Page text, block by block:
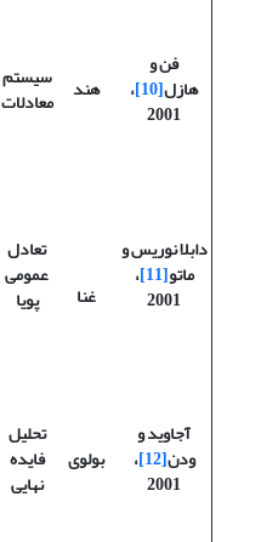
فن و
هازل[10] ،
2001
هند سیستم
معادلات
دابلا نوریسو
ماتو[11] ،
2001 غنا
تعادل
عمومی
پویا
آجاوید و
ودن[12] ،
2001
بولوی
تحلیل
فایده
نهایی